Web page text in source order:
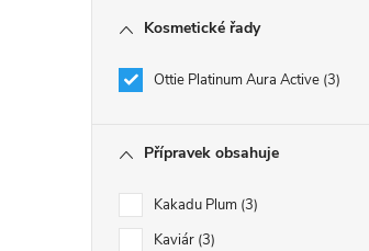
Kosmetické řady
Ottie Platinum Aura Active 3
Přípravek obsahuje
Kakadu Plum 3
Kaviár 3